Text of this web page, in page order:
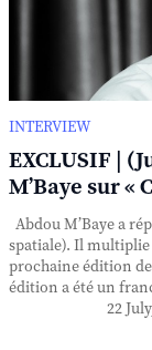
INTERVIEW
EXCLUSIF |
M’Baye sur «
Abdou M’Baye a
spatiale). Il multiplie
prochaine édition de
édition a été un
22